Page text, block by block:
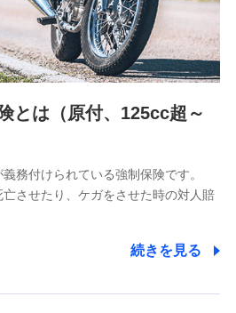
）
険株式会社
）
い生命保険株式会社
式会社
)
株式会社
）
とは（原付、125cc超～
務付けられている強制保険です。
させたり、ケガをさせた時の対人賠
続きを見る